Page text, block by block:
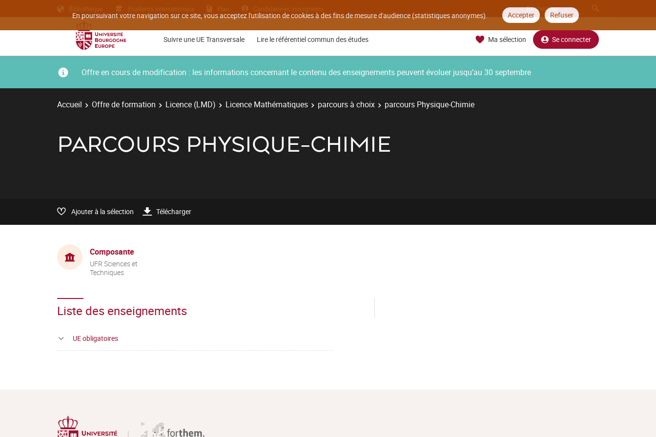
En poursuivant votre navigation sur ce site, vous acceptez l'utilisation de cookies à des fins de mesure d'audience (statistiques anonymes). Accepter Refuser
Bibliothèque Etudiants internationaux Plan Candidatures inscriptions
Suivre une UE Transversale Lire le référentiel commun des études Ma sélection Se connecter
Offre en cours de modification : les informations concernant le contenu des enseignements peuvent évoluer jusqu’au 30 septembre
Accueil Offre de formation Licence (LMD) Licence Mathématiques parcours à choix parcours Physique-Chimie
PARCOURS PHYSIQUE-CHIMIE
Ajouter à la sélection Télécharger
Composante
UFR Sciences et
Techniques
Liste des enseignements
UE obligatoires